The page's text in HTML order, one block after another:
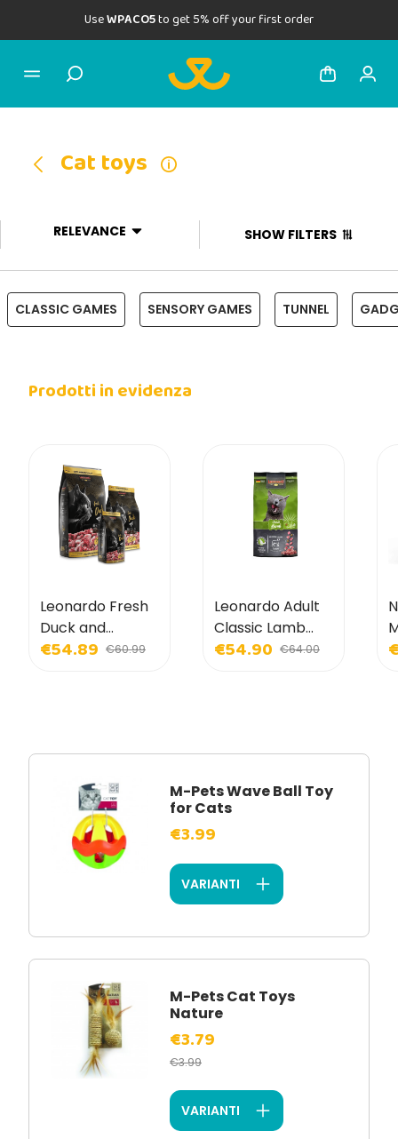
UseWPACO5to get 5% off your first order
Cat toys
RELEVANCE
CLASSIC GAMES SENSORY GAMES TUNNEL
SHOW FILTERS
Prodotti in evidenza
Leonardo Fresh
Duck and
Chicken Dry
€54.89 €60.99
Leonardo Adult
Classic Lamb
Dry Food for
€54.90 €64.00
M-Pets Wave Ball Toy
for Cats
€3.99
VARIANTI
M-Pets Cat Toys
Nature
€3.79
€3.99
VARIANTI